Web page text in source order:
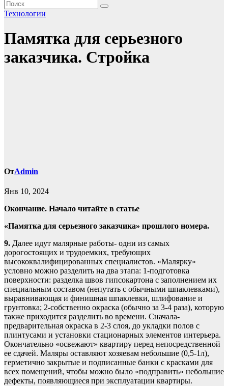
Технологии
Памятка для серьезного
заказчика. Cтройка
ОтAdmin
Янв 10, 2024
Окончание. Начало читайте в статье
«Памятка для серьезного заказчика» прошлого номера.
9. Далее идут малярные работы- одни из самых
дорогостоящих и трудоемких, требующих
высококвалифицированных специалистов. «Малярку»
условно можно разделить на два этапа: 1-подготовка
поверхности: разделка швов гипсокартона с заполнением их
специальным составом (непутать с обычными шпаклевками),
выравнивающая и финишная шпаклевки, шлифование и
грунтовка; 2-собственно окраска (обычно за 3-4 раза), которую
также приходится разделить во времени. Сначала-
предварительная окраска в 2-3 слоя, до укладки полов с
плинтусами и установки стационарных элементов интерьера.
Окончательно «освежают» квартиру перед непосредственной
ее сдачей. Маляры оставляют хозяевам небольшие (0,5-1л),
герметично закрытые и подписанные банки с красками для
всех помещений, чтобы можно было «подправить» небольшие
дефекты, появляющиеся при эксплуатации квартиры.